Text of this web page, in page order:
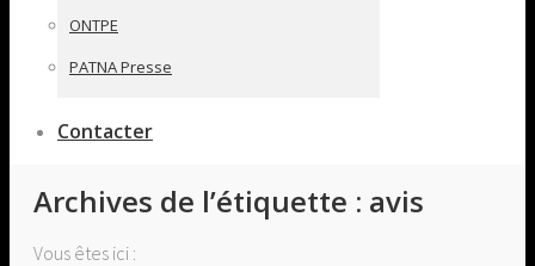
ONTPE
PATNA Presse
Contacter
Archives de l’étiquette : avis
Vous êtes ici :